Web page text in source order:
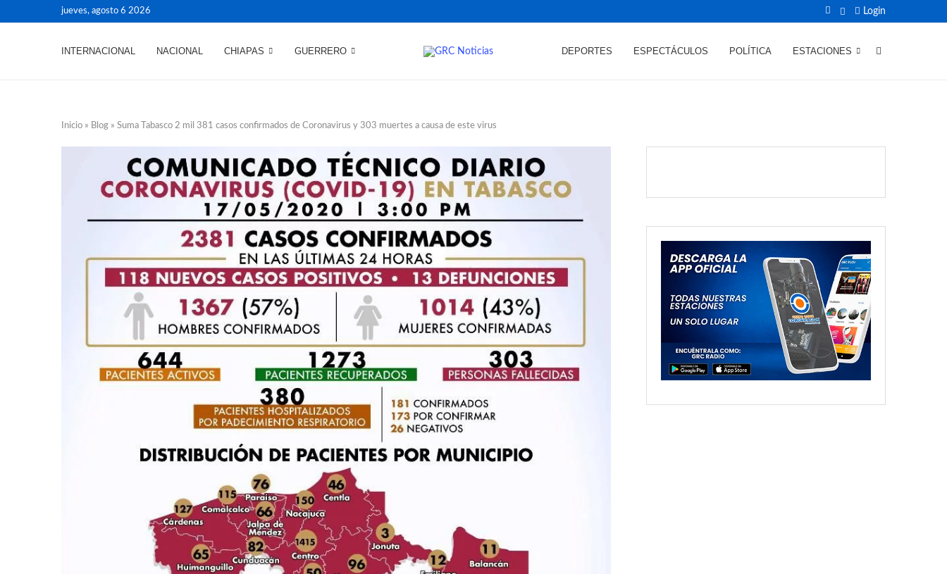
jueves, agosto 6 2026 Login
INTERNACIONAL NACIONAL CHIAPAS GUERRERO DEPORTES ESPECTÁCULOS POLÍTICA ESTACIONES
Inicio » Blog » Suma Tabasco 2 mil 381 casos confirmados de Coronavirus y 303 muertes a causa de este virus